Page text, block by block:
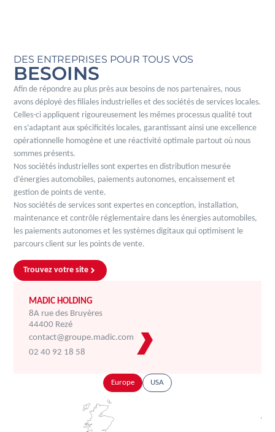
Europe USA
DES ENTREPRISES POUR TOUS VOS
BESOINS
Afin de répondre au plus près aux besoins de nos partenaires, nous
avons déployé des filiales industrielles et des sociétés de services locales.
Celles-ci appliquent rigoureusement les mêmes processus qualité tout
en s’adaptant aux spécificités locales, garantissant ainsi une excellence
opérationnelle homogène et une réactivité optimale partout où nous
sommes présents.
Nos sociétés industrielles sont expertes en distribution mesurée
d’énergies automobiles, paiements autonomes, encaissement et
gestion de points de vente.
Nos sociétés de services sont expertes en conception, installation,
maintenance et contrôle réglementaire dans les énergies automobiles,
les paiements autonomes et les systèmes digitaux qui optimisent le
parcours client sur les points de vente.
Trouvez votre site
MADIC HOLDING
8A rue des Bruyères
44400 Rezé
contact@groupe.madic.com
02 40 92 18 58